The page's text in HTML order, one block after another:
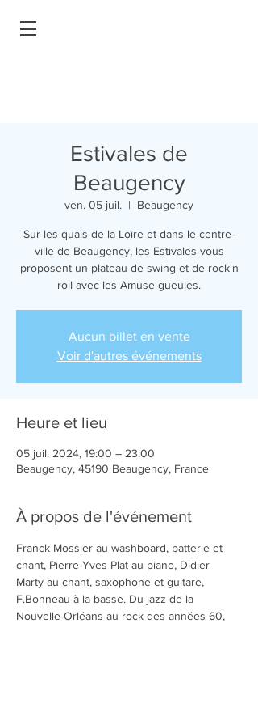
Estivales de
Beaugency
ven. 05 juil.
  |
Beaugency
Sur les quais de la Loire et dans le centre-
ville de Beaugency, les Estivales vous
proposent un plateau de swing et de rock'n
roll avec les Amuse-gueules.
Aucun billet en vente
Voir d'autres événements
Heure et lieu
05 juil. 2024, 19:00 – 23:00
Beaugency, 45190 Beaugency, France
À propos de l'événement
Franck Mossler au washboard, batterie et
chant, Pierre-Yves Plat au piano, Didier
Marty au chant, saxophone et guitare,
F.Bonneau à la basse. Du jazz de la
Nouvelle-Orléans au rock des années 60,